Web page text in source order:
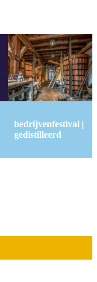
bedrijvenfestival |
gedistilleerd